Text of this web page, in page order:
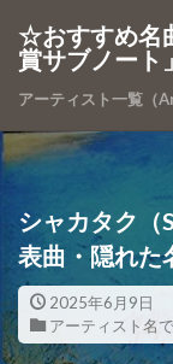
☆おすすめ名
賞サブノート」
アーティスト一覧（
シャカタク（
表曲・隠れた
2025年6月9日
アーティスト名